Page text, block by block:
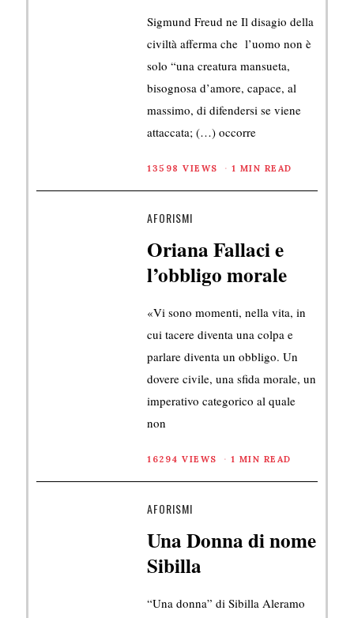
Sigmund Freud ne Il disagio della
civiltà afferma che l’uomo non è
solo “una creatura mansueta,
bisognosa d’amore, capace, al
massimo, di difendersi se viene
attaccata; (…) occorre
13598 VIEWS 1 MIN READ
AFORISMI
Oriana Fallaci e
l’obbligo morale
«Vi sono momenti, nella vita, in
cui tacere diventa una colpa e
parlare diventa un obbligo. Un
dovere civile, una sfida morale, un
imperativo categorico al quale
non
16294 VIEWS 1 MIN READ
AFORISMI
Una Donna di nome
Sibilla
“Una donna” di Sibilla Aleramo